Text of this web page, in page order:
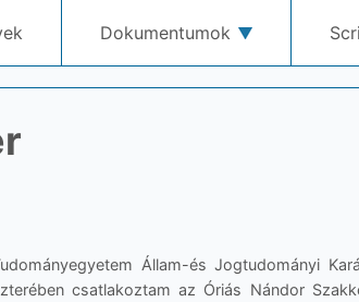
Dokumentumok
Állam-és Jogtudományi
csatlakoztam az Óriás Nándor